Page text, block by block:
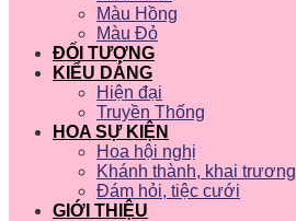
Màu Hồng
Màu Đỏ
ĐỐI TƯỢNG
KIỂU DÁNG
Hiện đại
Truyền Thống
HOA SỰ KIỆN
Hoa hội nghị
Khánh thành, khai trương
Đám hỏi, tiệc cưới
GIỚI THIỆU